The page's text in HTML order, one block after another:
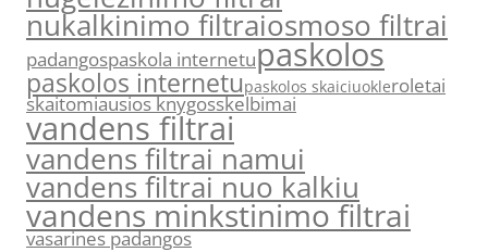
nukalkinimo filtraiosmoso filtrai
padangospaskola internetupaskolos
paskolos internetupaskolos skaiciuokleroletai
skaitomiausios knygosskelbimai
vandens filtrai
vandens filtrai namui
vandens filtrai nuo kalkiu
vandens minkstinimo filtrai
vasarines padangos